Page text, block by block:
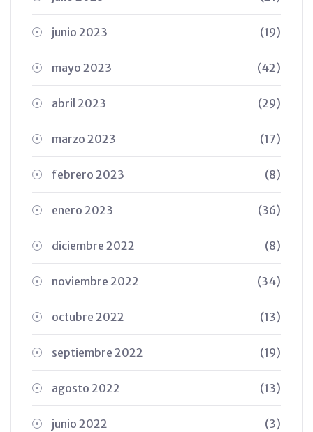
junio 2023 (19)
mayo 2023 (42)
abril 2023 (29)
marzo 2023 (17)
febrero 2023 (8)
enero 2023 (36)
diciembre 2022 (8)
noviembre 2022 (34)
octubre 2022 (13)
septiembre 2022 (19)
agosto 2022 (13)
junio 2022 (3)